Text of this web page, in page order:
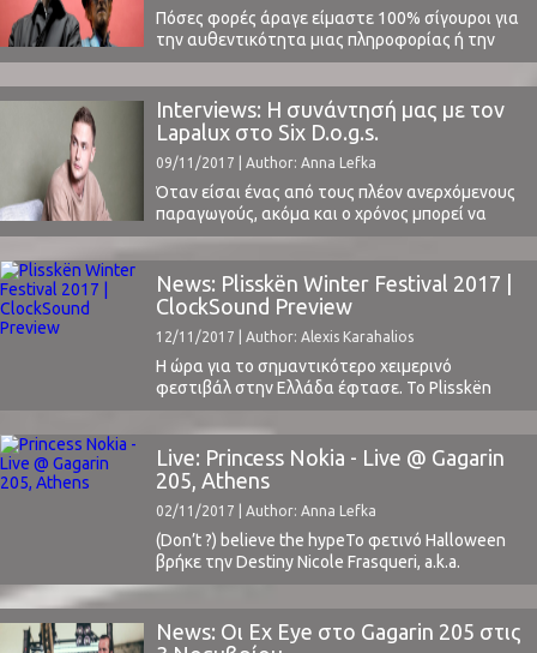
Πόσες φορές άραγε είμαστε 100% σίγουροι για
την αυθεντικότητα μιας πληροφορίας ή την
προέλευσή της; Για τον/την πραγματικό
δημιουργό μιας ταινίας, ενός soundtrack ή ενός
κομματιού; Ή πόσες φορές ανακαλύπτουμε για
πρώτη φορά έναν μουσικό, μία μπάντα, ένα
συνθέτη μέσα από ένα φιλμ, ένα βιντεοπαιχνίδι,
ένα άλλο μουσικό κομμάτι ή ...
Interviews: Η συνάντησή μας με τον
Lapalux στο Six D.o.g.s.
09/11/2017 | Author: Anna Lefka
Όταν είσαι ένας από τους πλέον ανερχόμενους
παραγωγούς, ακόμα και ο χρόνος μπορεί να
τεθεί κάτω από τις διαταγές σου. Ο Lapalux,
κατά κόσμο Stuart Howard κατέφθασε στην
Αθήνα μόλις μία ώρα πριν από την εμφάνισή
του στα πλαίσια του Plissken Festival και
News: Plisskën Winter Festival 2017 |
ClockSound Preview
12/11/2017 | Author: Alexis Karahalios
Η ώρα για το σημαντικότερο χειμερινό
φεστιβάλ στην Ελλάδα έφτασε. Το Plisskën
είναι και φέτος εδώ, με σκοπό να μας
ξεσηκώσει, να μας συστήσει νέους και
ανερχόμενους καλλιτέχνες, νέες τάσεις στη
μουσική και να φέρει καταξιωμένα ονόματα
του παγκοσμίου μουσικού στερεώματος (όπως
οι Mac DeMarco και Mulatu Astatke).Δεν είναι
τυχαίο ...
Live: Princess Nokia - Live @ Gagarin
205, Athens
02/11/2017 | Author: Anna Lefka
(Don’t ?) believe the hypeΤο φετινό Halloween
βρήκε την Destiny Nicole Frasqueri, a.k.a.
Princess Nokia, μακριά από την αγαπημένη της
Νέα Υόρκη και πάνω στην σκηνή του
κατάμεστου Gagarin 205. Κάτι που δεν την
εμπόδισε να τιμήσει τα έθιμα της πατρίδας της
News: Οι Ex Eye στο Gagarin 205 στις